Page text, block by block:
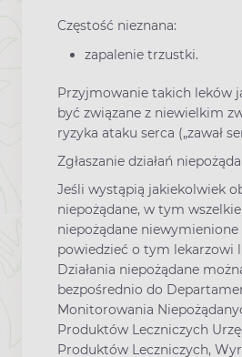
Częstość nieznana:
zapalenie trzustki.
Przyjmowanie takich leków
być związane z niewielkim
ryzyka ataku serca („zawał
Zgłaszanie działań
Jeśli wystąpią jakiekolwiek
niepożądane, w tym
niepożądane
powiedzieć o tym lekarzowi
Działania niepożądane
bezpośrednio do
Monitorowania
Produktów Leczniczych
Produktów Leczniczych,